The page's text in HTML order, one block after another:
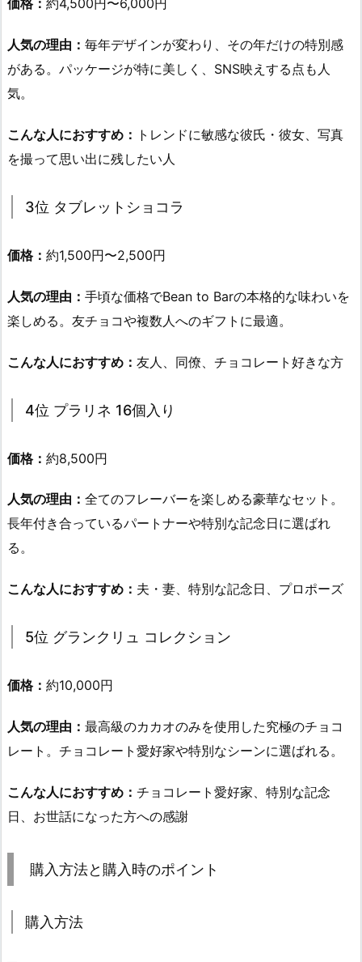
価格： 約4,500円〜6,000円
人気の理由： 毎年デザインが変わり、その年だけの特別感
がある。パッケージが特に美しく、SNS映えする点も人
気。
こんな人におすすめ： トレンドに敏感な彼氏・彼女、写真
を撮って思い出に残したい人
3位 タブレットショコラ
価格： 約1,500円〜2,500円
人気の理由： 手頃な価格でBean to Barの本格的な味わいを
楽しめる。友チョコや複数人へのギフトに最適。
こんな人におすすめ： 友人、同僚、チョコレート好きな方
4位 プラリネ 16個入り
価格： 約8,500円
人気の理由： 全てのフレーバーを楽しめる豪華なセット。
長年付き合っているパートナーや特別な記念日に選ばれ
る。
こんな人におすすめ： 夫・妻、特別な記念日、プロポーズ
5位 グランクリュ コレクション
価格： 約10,000円
人気の理由： 最高級のカカオのみを使用した究極のチョコ
レート。チョコレート愛好家や特別なシーンに選ばれる。
こんな人におすすめ： チョコレート愛好家、特別な記念
日、お世話になった方への感謝
購入方法と購入時のポイント
購入方法